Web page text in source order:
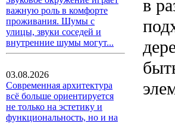
важную роль в комфорте
проживания. Шумы с
улицы, звуки соседей и
внутренние шумы могут...
03.08.2026
Современная архитектура
всё больше ориентируется
не только на эстетику и
функциональность, но и на
в